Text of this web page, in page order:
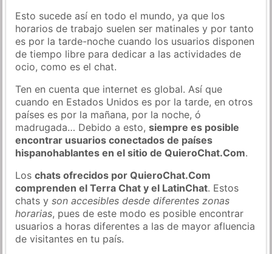
Esto sucede así en todo el mundo, ya que los
horarios de trabajo suelen ser matinales y por tanto
es por la tarde-noche cuando los usuarios disponen
de tiempo libre para dedicar a las actividades de
ocio, como es el chat.
Ten en cuenta que internet es global. Así que
cuando en Estados Unidos es por la tarde, en otros
países es por la mañana, por la noche, ó
madrugada… Debido a esto,siempre es posible
encontrar usuarios conectados de países
hispanohablantes en el sitio de QuieroChat.Com.
Loschats ofrecidos por QuieroChat.Com
comprenden el Terra Chat y el LatinChat. Estos
chats yson accesibles desde diferentes zonas
horarias, pues de este modo es posible encontrar
usuarios a horas diferentes a las de mayor afluencia
de visitantes en tu país.